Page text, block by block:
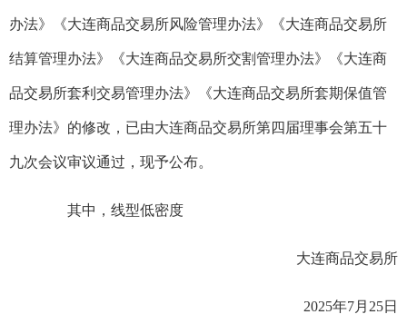
办法》《大连商品交易所风险管理办法》《大连商品交易所
结算管理办法》《大连商品交易所交割管理办法》《大连商
品交易所套利交易管理办法》《大连商品交易所套期保值管
理办法》的修改，已由大连商品交易所第四届理事会第五十
九次会议审议通过，现予公布。
其中，线型低密度
大连商品交易所
2025年7月25日